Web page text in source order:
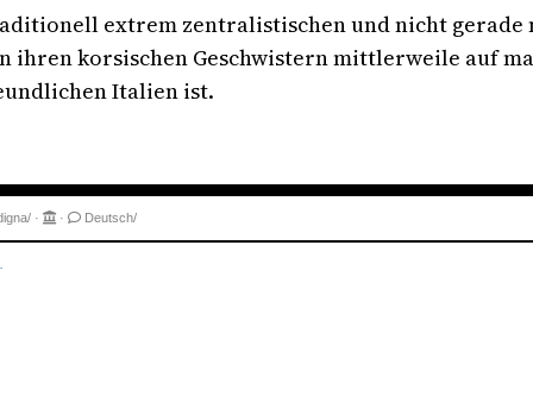
extrem zentralistischen und nicht
ihren korsischen Geschwistern mittlerweile auf
Italien ist.
· · Deutsch/